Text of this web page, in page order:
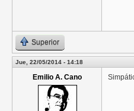
Superior
Jue, 22/05/2014 - 14:18
Emilio A. Cano